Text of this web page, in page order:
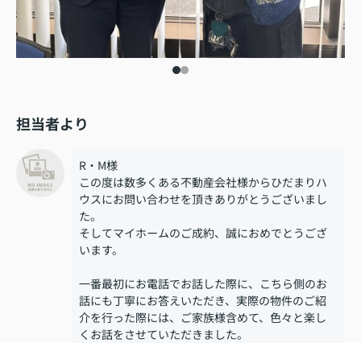
担当者より
R・M様
この度は数多くある不動産会社様からひだまりハ
ウスにお問い合わせを頂きありがとうございまし
た。
そしてマイホームのご成約、誠におめでとうござ
います。
一番最初にお電話でお話した際に、こちら側のお
話にも丁寧にお答えいただき、実際の物件のご紹
介を行った際には、ご家族様含めて、色々と楽し
くお話をさせていただきました。